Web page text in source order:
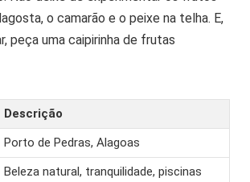
o camarão e o peixe na telha. E,
peça uma caipirinha de frutas
Descrição
Porto de Pedras, Alagoas
Beleza natural, tranquilidade, piscinas